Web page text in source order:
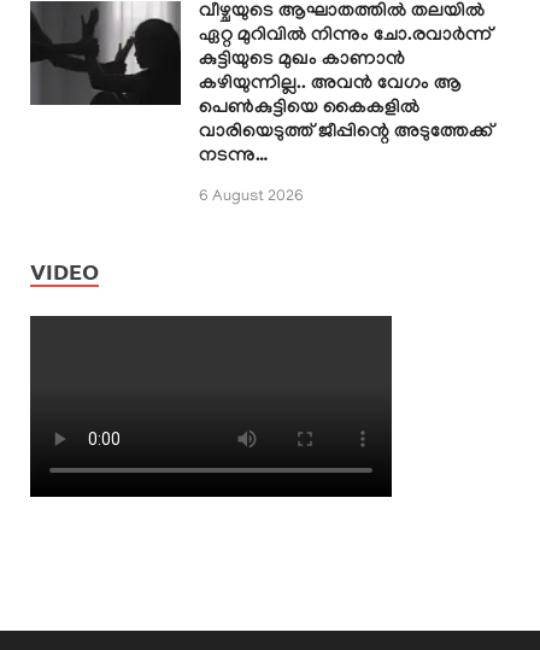
വീഴ്ചയുടെ ആഘാതത്തിൽ തലയിൽ
ഏറ്റ മുറിവിൽ നിന്നും ചോ.രവാർന്ന്
കുട്ടിയുടെ മുഖം കാണാൻ
കഴിയുന്നില്ല.. അവൻ വേഗം ആ
പെൺകുട്ടിയെ കൈകളിൽ
വാരിയെടുത്ത് ജീപ്പിന്റെ അടുത്തേക്ക്
നടന്നു…
6 August 2026
VIDEO